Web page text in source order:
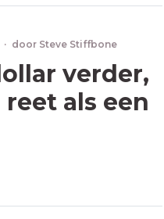
· door Steve Stiffbone
verder,
als een